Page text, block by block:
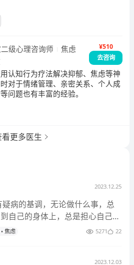
级心理咨询师
焦虑
¥510
去咨询
认知行为疗法解决抑郁、焦虑等神
对于情绪管理、亲密关系、个人成
问题也有丰富的经验。
看更多医生
2023.12.25
病的基调，无论做什么事，总
自己的身体上，总是担心自己的
将要发生什么不好的事情。这
管去医院检查很多遍，也无法
焦虑 5271 22
2023.12.03